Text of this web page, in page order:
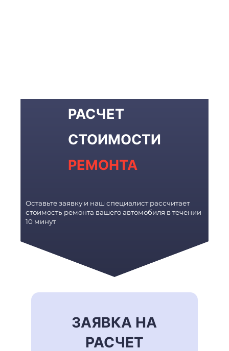
РАСЧЕТ
СТОИМОСТИ
РЕМОНТА
Оставьте заявку и наш специалист рассчитает
стоимость ремонта вашего автомобиля в течении
10 минут
ЗАЯВКА НА
РАСЧЕТ